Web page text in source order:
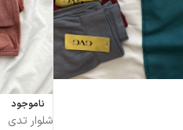
ناموجود
شلوار تدی